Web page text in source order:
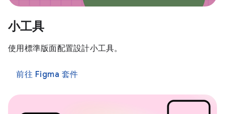
小工具
使用標準版面配置設計小工具。
前往 Figma 套件